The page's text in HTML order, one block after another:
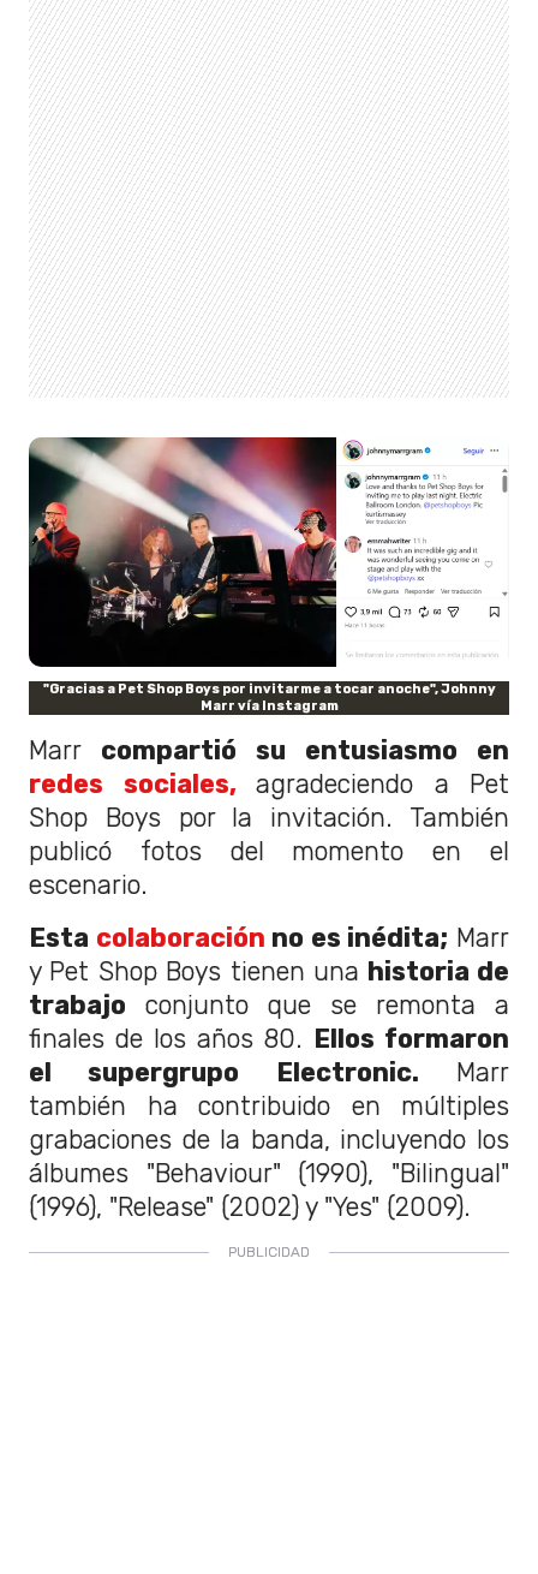
"Gracias a Pet Shop Boys por invitarme a tocar anoche", Johnny
Marr vía Instagram
Marr compartió su entusiasmo en
redes sociales,
agradeciendo a Pet
Shop Boys por la invitación. También
publicó fotos del momento en el
escenario.
Esta colaboración no es inédita; Marr
y Pet Shop Boys tienen una historia de
trabajo conjunto que se remonta a
finales de los años 80. Ellos formaron
el supergrupo Electronic. Marr
también ha contribuido en múltiples
grabaciones de la banda, incluyendo los
álbumes "Behaviour" (1990), "Bilingual"
(1996), "Release" (2002) y "Yes" (2009).